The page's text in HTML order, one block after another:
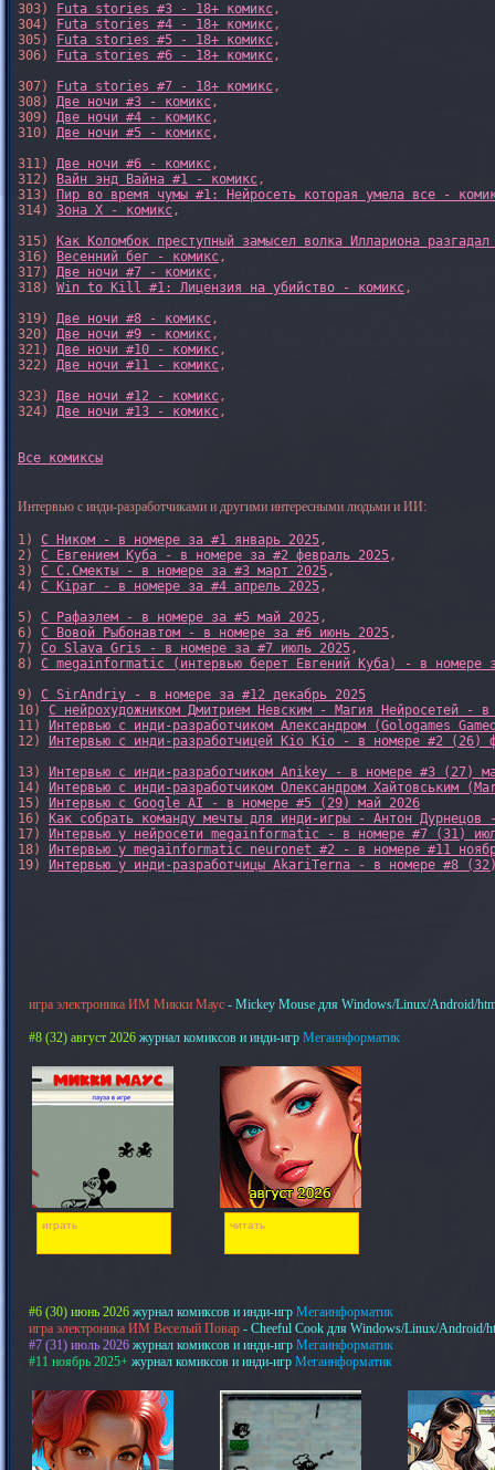
303)
Futa stories #3 - 18+ комикс,
304)
Futa stories #4 - 18+ комикс,
305)
Futa stories #5 - 18+ комикс,
306)
Futa stories #6 - 18+ комикс,
307)
Futa stories #7 - 18+ комикс,
308) Две ночи #3 - комикс,
309) Две ночи #4 - комикс,
310) Две ночи #5 - комикс,
311) Две ночи #6 - комикс,
312)
Вайн энд Вайна #1 - комикс,
313)
Пир во время чумы #1: Нейросеть которая умела все -
314) Зона X - комикс,
315)
Как Коломбок преступный замысел волка Иллариона
316)
Весенний бег - комикс,
317) Две ночи #7 - комикс,
318) Win to Kill #1: Лицензия на убийство - комикс,
319) Две ночи #8 - комикс,
320) Две ночи #9 - комикс,
321) Две ночи #10 - комикс,
322) Две ночи #11 - комикс,
323) Две ночи #12 - комикс,
324) Две ночи #13 - комикс,
Все комиксы
Интервью с инди-разработчиками и другими интересными людьми и ИИ:
1) С Ником - в номере за #1 январь 2025,
2) С Евгением Куба - в номере за #2 февраль 2025,
3) С С.Смекты - в номере за #3 март 2025,
4) С Kipar - в номере за #4 апрель 2025,
5) С Рафаэлем - в номере за #5 май 2025,
6) С Вовой Рыбонавтом - в номере за #6 июнь 2025,
7) Со Slava Gris - в номере за #7 июль 2025,
8) С megainformatic (интервью берет Евгений Куба) - в номере
9) С SirAndriy - в номере за #12 декабрь 2025
10) С нейрохудожником Дмитрием Невским - Магия Нейросетей -
11)
Интервью с инди-разработчиком Александром (Gologames
12)
Интервью с инди-разработчицей Kio Kio - в номере #2 (26)
13)
Интервью с инди-разработчиком Anikey - в номере #3 (27)
14)
Интервью с инди-разработчиком Олександром Хайтовським
15)
Интервью с Google AI - в номере #5 (29) май 2026
16)
Как собрать команду мечты для инди-игры - Антон
17)
Интервью у нейросети megainformatic - в номере #7 (31)
18)
Интервью у megainformatic neuronet #2 - в номере #11
19)
Интервью у инди-разработчицы AkariTerna - в номере #8
игра электроника ИМ Микки Маус - Mickey Mouse для Windows/Linux/Android/
#8 (32) август 2026 журнал комиксов и инди-игр Мегаинформатик
играть читать
#6 (30) июнь 2026 журнал комиксов и инди-игр Мегаинформатик
игра электроника ИМ Веселый Повар - Cheeful Cook для Windows/Linux/Android/
#7 (31) июль 2026 журнал комиксов и инди-игр Мегаинформатик
#11 ноябрь 2025+ журнал комиксов и инди-игр Мегаинформатик